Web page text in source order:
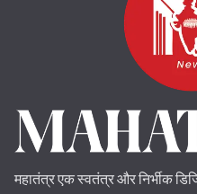
महातंत्र एक स्वतंत्र और निर्भीक